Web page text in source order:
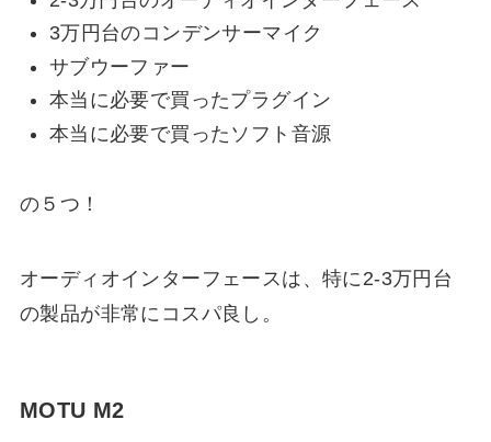
3万円台のコンデンサーマイク
サブウーファー
本当に必要で買ったプラグイン
本当に必要で買ったソフト音源
の５つ！
オーディオインターフェースは、特に2-3万円台
の製品が非常にコスパ良し。
MOTU M2